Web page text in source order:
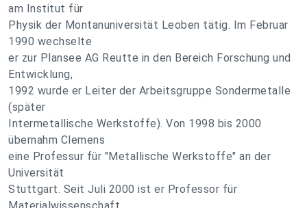
am Institut für
Physik der Montanuniversität Leoben tätig. Im Februar
1990 wechselte
er zur Plansee AG Reutte in den Bereich Forschung und
Entwicklung,
1992 wurde er Leiter der Arbeitsgruppe Sondermetalle
(später
Intermetallische Werkstoffe). Von 1998 bis 2000
übernahm Clemens
eine Professur für "Metallische Werkstoffe" an der
Universität
Stuttgart. Seit Juli 2000 ist er Professor für